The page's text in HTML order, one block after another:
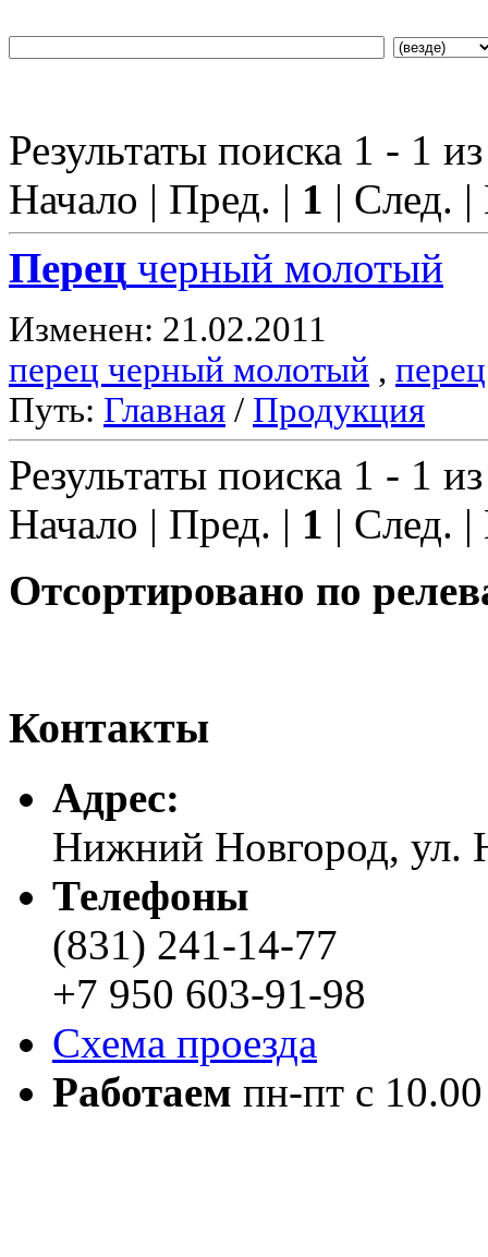
Результаты поиска 1 - 1
Начало | Пред. | 1 | След.
Перец черный молотый
Изменен: 21.02.2011
перец черный молотый , перец
Путь: Главная / Продукция
Результаты поиска 1 - 1
Начало | Пред. | 1 | След.
Отсортировано по
Контакты
Адреc:
Нижний Новгород, ул.
Телефоны
(831) 241-14-77
+7 950 603-91-98
Схема проезда
Работаем пн-пт с